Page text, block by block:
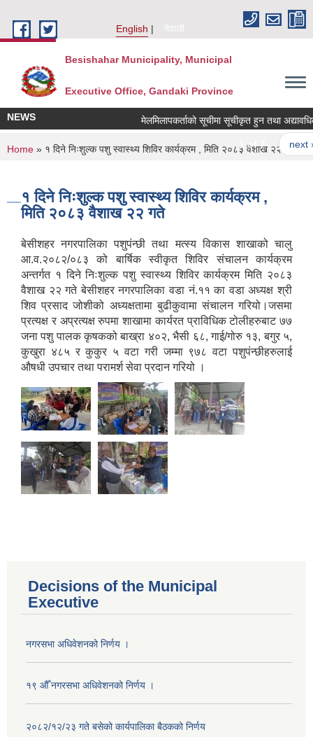
English
नेपाली
Besishahar Municipality, Municipal
Executive Office, Gandaki Province
NEWS मेलमिलापकर्ताको सूचीमा सूचीकृत हुन तथा अद्यावधिक
1 of 7 next ›
You are here
Home » १ दिने निःशुल्क पशु स्वास्थ्य शिविर कार्यक्रम , मिति २०८३ वैशाख २२ गते
१ दिने निःशुल्क पशु स्वास्थ्य शिविर कार्यक्रम ,
मिति २०८३ वैशाख २२ गते
बेसीशहर नगरपालिका पशुपंन्छी तथा मत्स्य विकास शाखाको चालु
आ.व.२०८२/०८३ को बार्षिक स्वीकृत शिविर संचालन कार्यक्रम
अन्तर्गत १ दिने निःशुल्क पशु स्वास्थ्य शिविर कार्यक्रम मिति २०८३
वैशाख २२ गते बेसीशहर नगरपालिका वडा नं.११ का वडा अध्यक्ष श्री
शिव प्रसाद जोशीको अध्यक्षतामा बुढीकुवामा संचालन गरियो।जसमा
प्रत्यक्ष र अप्रत्यक्ष रुपमा शाखामा कार्यरत प्राविधिक टोलीहरुबाट ७७
जना पशु पालक कृषकको बाख्रा ४०२, भैसी ६८, गाई/गोरु १३, बगुर ५,
कुखुरा ४८५ र कुकुर ५ वटा गरी जम्मा ९७८ वटा पशुपंन्छीहरुलाई
औषधी उपचार तथा परामर्श सेवा प्रदान गरियो ।
Decisions of the Municipal
Executive
नगरसभा अधिवेशनको निर्णय ।
१९ औँ नगरसभा अधिवेशनको निर्णय ।
२०८२/१२/२३ गते बसेको कार्यपालिका बैठकको निर्णय